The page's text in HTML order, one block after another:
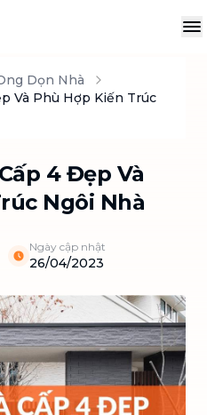
Dọn Nhà
Và Phù Hợp Kiến Trúc
4 Đẹp Và
Ngôi Nhà
Ngày cập nhật
26/04/2023